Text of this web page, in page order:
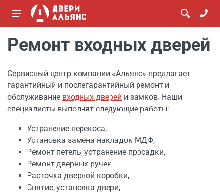
Ремонт входных дверей
Сервисный центр компании «Альянс» предлагает
гарантийный и послегарантийный ремонт и
обслуживание входных дверей и замков. Наши
специалисты выполнят следующие работы:
Устранение перекоса,
Установка замена накладок МДФ,
Ремонт петель, устранение просадки,
Ремонт дверных ручек,
Расточка дверной коробки,
Снятие, установка двери,